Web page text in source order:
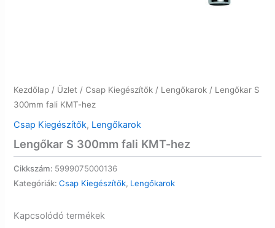
Kezdőlap / Üzlet / Csap Kiegészítők / Lengőkarok / Lengőkar S
300mm fali KMT-hez
Csap Kiegészítők, Lengőkarok
Lengőkar S 300mm fali KMT-hez
Cikkszám: 5999075000136
Kategóriák:Csap Kiegészítők, Lengőkarok
Kapcsolódó termékek